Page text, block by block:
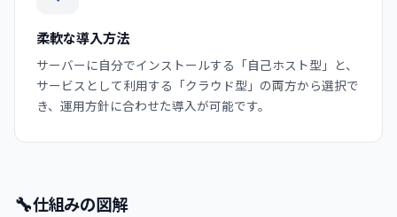
柔軟な導入方法
サーバーに自分でインストールする「自己ホスト型」と、
サービスとして利用する「クラウド型」の両方から選択で
き、運用方針に合わせた導入が可能です。
🔧仕組みの図解